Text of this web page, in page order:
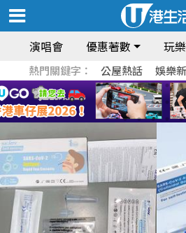
演唱會 優惠著數 玩
熱門關鍵字： 公屋熱話 娛樂